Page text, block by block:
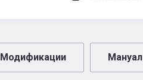
Модификации Мануал